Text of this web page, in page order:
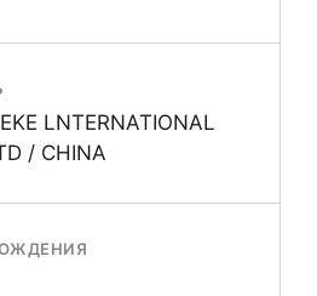
LNTERNATIONAL
/ CHINA